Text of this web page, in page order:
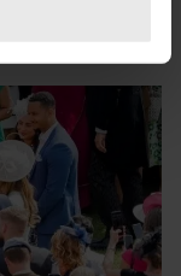
te
te bieden
Ook delen we
met onze
analyse. Deze
met andere